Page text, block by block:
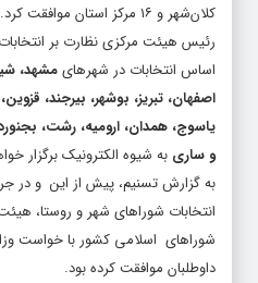
رئیس هیئت مرکزی نظارت بر انتخابات
اساس انتخابات در شهرهایمشهد،
اصفهان، تبریز، بوشهر، بیرجند،
یاسوج، همدان، ارومیه، رشت، بجنورد،
و ساری به شیوه الکترونیک برگزار
به گزارش تسنیم، پیش از این و در
انتخابات شوراهای شهر و روستا، هیئت
شوراهای اسلامی کشور با خواست
داوطلبان موافقت کرده بود.
در عین حال، این هیئت با برگزاری